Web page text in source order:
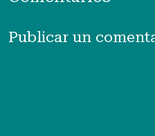
Publicar un